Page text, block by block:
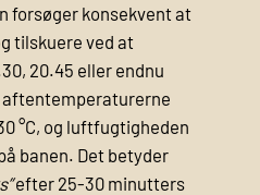
forsøger konsekvent at
tilskuere ved at
20.45 eller endnu
aftentemperaturerne
°C, og luftfugtigheden
banen. Det betyder
efter 25-30 minutters